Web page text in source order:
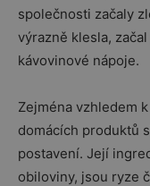
společnosti začaly
výrazně klesla,
kávovinové nápoje.
Zejména vzhledem
domácích produktů
postavení. Její
obiloviny, jsou ryze